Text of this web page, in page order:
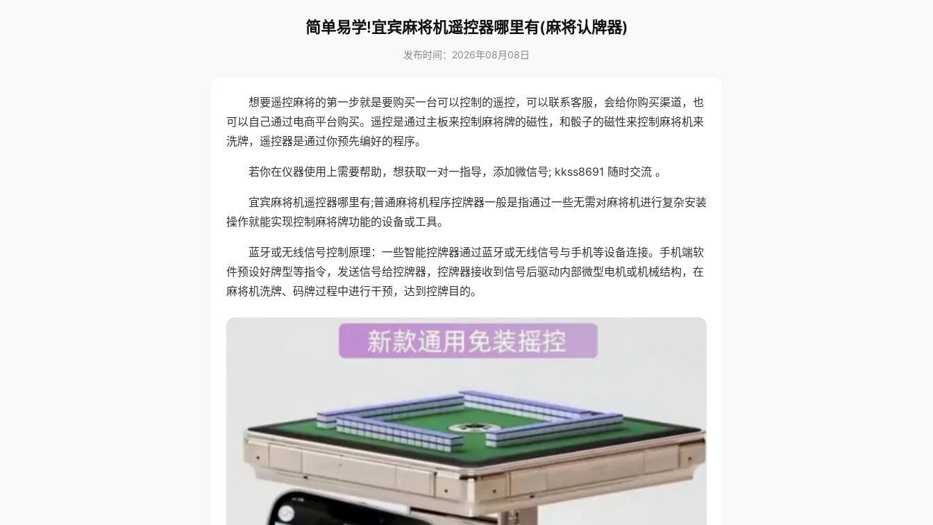
简单易学!宜宾麻将机遥控器哪里有(麻将认牌器)
发布时间：2026年08月08日
想要遥控麻将的第一步就是要购买一台可以控制的遥控，可以联系客服，会给你购买渠道，也
可以自己通过电商平台购买。遥控是通过主板来控制麻将牌的磁性，和骰子的磁性来控制麻将机来
洗牌，遥控器是通过你预先编好的程序。
若你在仪器使用上需要帮助，想获取一对一指导，添加微信号; kkss8691 随时交流 。
宜宾麻将机遥控器哪里有;普通麻将机程序控牌器一般是指通过一些无需对麻将机进行复杂安装
操作就能实现控制麻将牌功能的设备或工具。
蓝牙或无线信号控制原理：一些智能控牌器通过蓝牙或无线信号与手机等设备连接。手机端软
件预设好牌型等指令，发送信号给控牌器，控牌器接收到信号后驱动内部微型电机或机械结构，在
麻将机洗牌、码牌过程中进行干预，达到控牌目的。